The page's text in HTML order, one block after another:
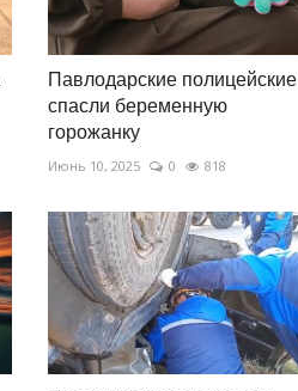
Павлодарские полицейские
спасли беременную
горожанку
Июнь 10, 2025 0 818